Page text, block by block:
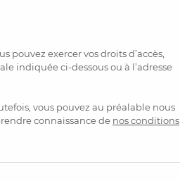
exercer vos droits d’accès,
indiquée ci-dessous ou à l’adresse
vous pouvez au préalable nous
connaissance de nos conditions